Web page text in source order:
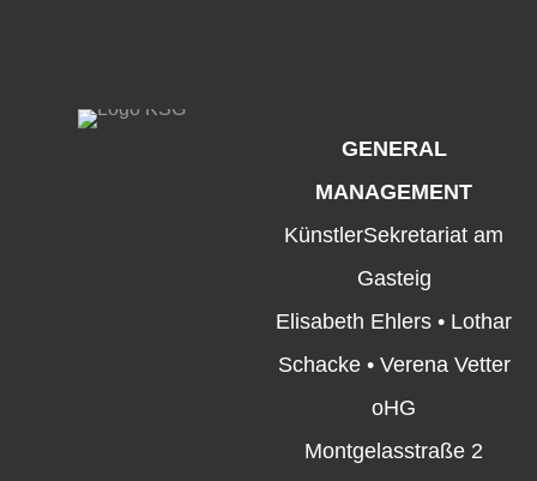
GENERAL
MANAGEMENT
KünstlerSekretariat am
Gasteig
Elisabeth Ehlers • Lothar
Schacke • Verena Vetter
oHG
Montgelasstraße 2